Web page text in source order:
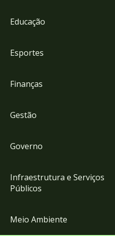
Educação
Esportes
Finanças
Gestão
Governo
Infraestrutura e Serviços
Públicos
Meio Ambiente